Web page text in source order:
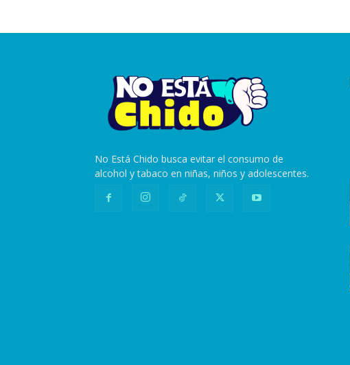
No Está Chido busca evitar el consumo de
alcohol y tabaco en niñas, niños y adolescentes.